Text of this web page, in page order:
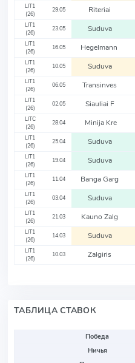
LIT1
(26)
29.05 Riteriai
LIT1
(26)
23.05 Suduva
LIT1
(26)
16.05 Hegelmann
LIT1
(26)
10.05 Suduva
LIT1
(26)
06.05 Transinves
LIT1
(26)
02.05 Siauliai F
LITC
(26)
28.04 Minija Kre
LIT1
(26)
25.04 Suduva
LIT1
(26)
19.04 Suduva
LIT1
(26)
11.04 Banga Garg
LIT1
(26)
03.04 Suduva
LIT1
(26)
21.03 Kauno Zalg
LIT1
(26)
14.03 Suduva
LIT1
(26)
10.03 Zalgiris
ТАБЛИЦА СТАВОК
Победа
Ничья